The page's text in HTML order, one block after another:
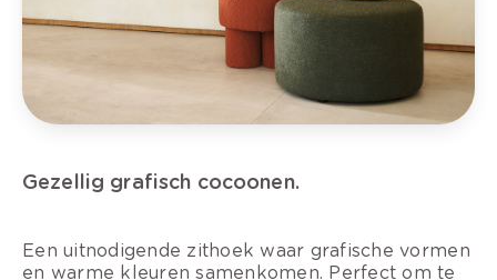
Gezellig grafisch cocoonen.
Een uitnodigende zithoek waar grafische vormen
en warme kleuren samenkomen. Perfect om te